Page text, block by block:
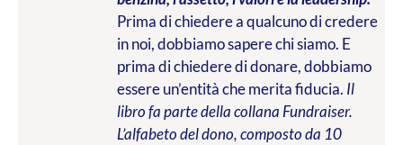
Prima di chiedere a qualcuno di credere
in noi, dobbiamo sapere chi siamo. E
prima di chiedere di donare, dobbiamo
essere un’entità che merita fiducia. Il
libro fa parte della collana Fundraiser.
L’alfabeto del dono, composto da 10